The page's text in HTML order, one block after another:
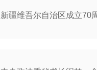
新疆维吾尔自治区成立70